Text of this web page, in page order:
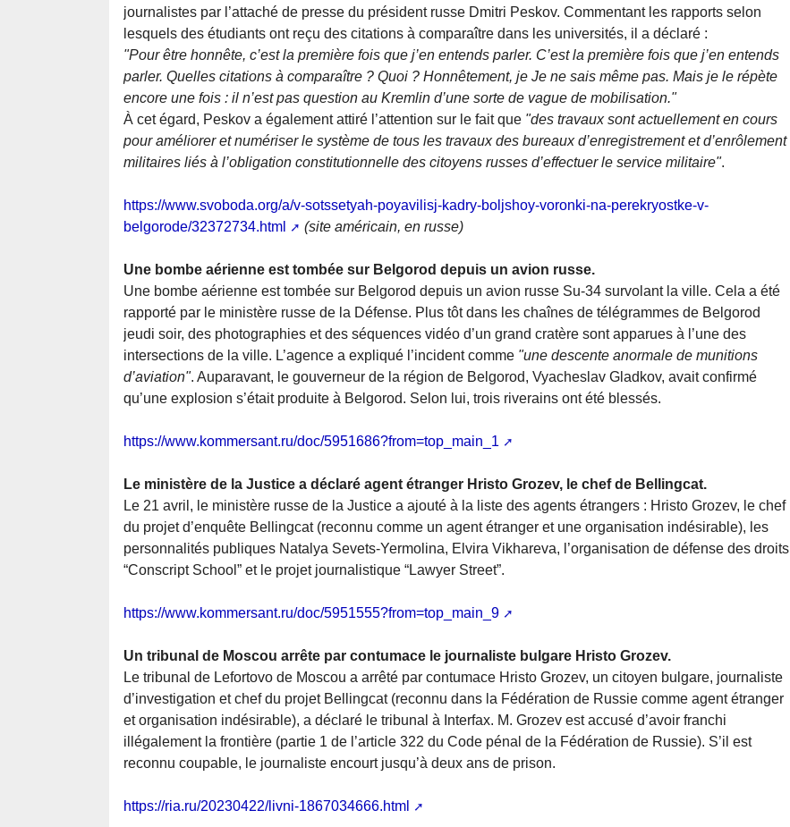
journalistes par l’attaché de presse du président russe Dmitri Peskov. Commentant les rapports selon
lesquels des étudiants ont reçu des citations à comparaître dans les universités, il a déclaré :
"Pour être honnête, c’est la première fois que j’en entends parler. C’est la première fois que j’en entends
parler. Quelles citations à comparaître ? Quoi ? Honnêtement, je Je ne sais même pas. Mais je le répète
encore une fois : il n’est pas question au Kremlin d’une sorte de vague de mobilisation."
À cet égard, Peskov a également attiré l’attention sur le fait que "des travaux sont actuellement en cours
pour améliorer et numériser le système de tous les travaux des bureaux d’enregistrement et d’enrôlement
militaires liés à l’obligation constitutionnelle des citoyens russes d’effectuer le service militaire".
https://www.svoboda.org/a/v-sotssetyah-poyavilisj-kadry-boljshoy-voronki-na-perekryostke-v-
belgorode/32372734.html
(site américain, en russe)
Une bombe aérienne est tombée sur Belgorod depuis un avion russe.
Une bombe aérienne est tombée sur Belgorod depuis un avion russe Su-34 survolant la ville. Cela a été
rapporté par le ministère russe de la Défense. Plus tôt dans les chaînes de télégrammes de Belgorod
jeudi soir, des photographies et des séquences vidéo d’un grand cratère sont apparues à l’une des
intersections de la ville. L’agence a expliqué l’incident comme "une descente anormale de munitions
d’aviation". Auparavant, le gouverneur de la région de Belgorod, Vyacheslav Gladkov, avait confirmé
qu’une explosion s’était produite à Belgorod. Selon lui, trois riverains ont été blessés.
https://www.kommersant.ru/doc/5951686?from=top_main_1
Le ministère de la Justice a déclaré agent étranger Hristo Grozev, le chef de Bellingcat.
Le 21 avril, le ministère russe de la Justice a ajouté à la liste des agents étrangers : Hristo Grozev, le chef
du projet d’enquête Bellingcat (reconnu comme un agent étranger et une organisation indésirable), les
personnalités publiques Natalya Sevets-Yermolina, Elvira Vikhareva, l’organisation de défense des droits
“Conscript School” et le projet journalistique “Lawyer Street”.
https://www.kommersant.ru/doc/5951555?from=top_main_9
Un tribunal de Moscou arrête par contumace le journaliste bulgare Hristo Grozev.
Le tribunal de Lefortovo de Moscou a arrêté par contumace Hristo Grozev, un citoyen bulgare, journaliste
d’investigation et chef du projet Bellingcat (reconnu dans la Fédération de Russie comme agent étranger
et organisation indésirable), a déclaré le tribunal à Interfax. M. Grozev est accusé d’avoir franchi
illégalement la frontière (partie 1 de l’article 322 du Code pénal de la Fédération de Russie). S’il est
reconnu coupable, le journaliste encourt jusqu’à deux ans de prison.
https://ria.ru/20230422/livni-1867034666.html